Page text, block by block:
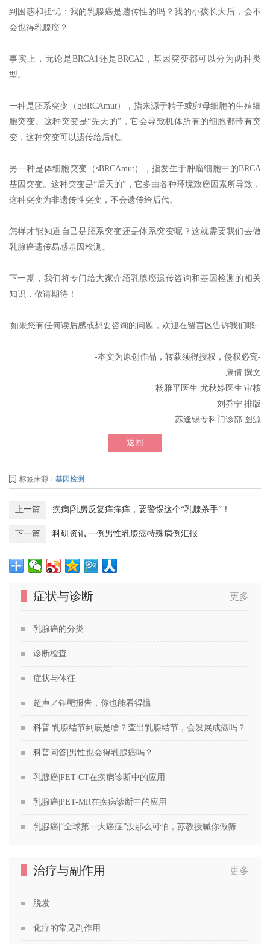
到困惑和担忧：我的乳腺癌是遗传性的吗？我的小孩长大后，会不
会也得乳腺癌？
事实上，无论是BRCA1还是BRCA2，基因突变都可以分为两种类
型。
一种是胚系突变（gBRCAmut），指来源于精子或卵母细胞的生殖细
胞突变。这种突变是“先天的”，它会导致机体所有的细胞都带有突
变，这种突变可以遗传给后代。
另一种是体细胞突变（sBRCAmut），指发生于肿瘤细胞中的BRCA
基因突变。这种突变是“后天的”，它多由各种环境致癌因素所导致，
这种突变为非遗传性突变，不会遗传给后代。
怎样才能知道自己是胚系突变还是体系突变呢？这就需要我们去做
乳腺癌遗传易感基因检测。
下一期，我们将专门给大家介绍乳腺癌遗传咨询和基因检测的相关
知识，敬请期待！
如果您有任何读后感或想要咨询的问题，欢迎在留言区告诉我们哦~
-本文为原创作品，转载须得授权，侵权必究-
康倩|撰文
杨雅平医生 尤秋婷医生|审核
刘乔宁|排版
苏逢锡专科门诊部|图源
返回
标签来源： 基因检测
上一篇 疾病|乳房反复痒痒痒，要警惕这个“乳腺杀手”！
下一篇 科研资讯|一例男性乳腺癌特殊病例汇报
症状与诊断 更多
乳腺癌的分类
诊断检查
症状与体征
超声／钼靶报告，你也能看得懂
科普|乳腺结节到底是啥？查出乳腺结节，会发展成癌吗？
科普问答|男性也会得乳腺癌吗？
乳腺癌|PET-CT在疾病诊断中的应用
乳腺癌|PET-MR在疾病诊断中的应用
治疗与副作用 更多
脱发
化疗的常见副作用